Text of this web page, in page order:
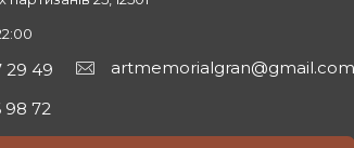
29 49
98 72
artmemorialgran@gmail.com